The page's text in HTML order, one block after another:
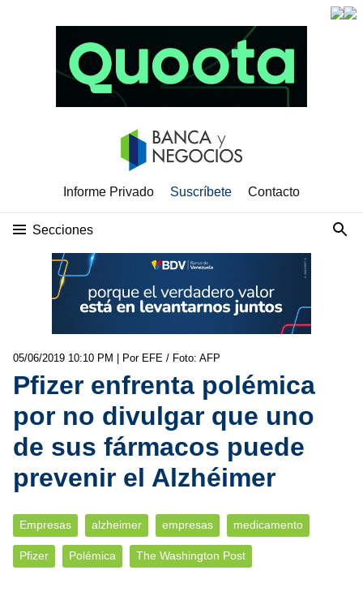
Informe Privado Suscríbete Contacto
Secciones
05/06/2019 10:10 PM | Por EFE / Foto: AFP
Pfizer enfrenta polémica
por no divulgar que uno
de sus fármacos puede
prevenir el Alzhéimer
Empresas alzheimer empresas medicamento
Pfizer Polémica The Washington Post